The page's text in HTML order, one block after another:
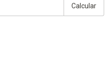
Calcular